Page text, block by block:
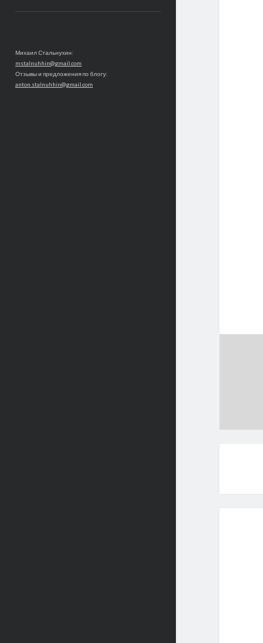
Михаил Стальнухин:
mstalnuhhin@gmail.com
Отзывы и предложения по блогу:
anton.stalnuhhin@gmail.com